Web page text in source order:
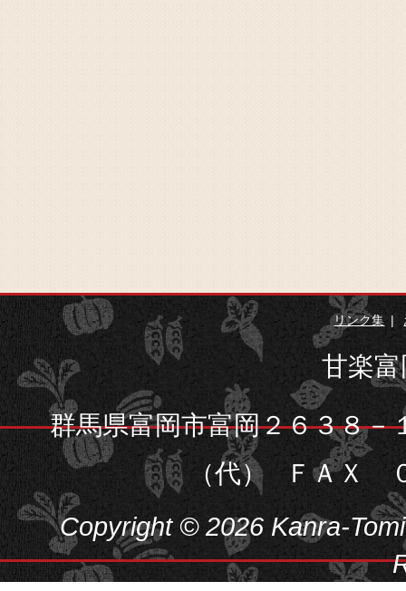
リンク集
甘楽
群馬県富岡市富岡２６３８－
（代）
ＦＡＸ
Copyright © 2026 Kanra-